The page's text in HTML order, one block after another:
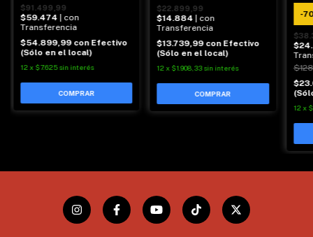
$91.499,99
$59.474
| con
Transferencia
$54.899,99 con Efectivo
(Sólo en el local)
12 x $7.625 sin interés
$22.899,99
$14.884 | con
Transferencia
$13.739,99 con Efectivo
(Sólo en el local)
12 x $1.908,33 sin interés
-
12 x